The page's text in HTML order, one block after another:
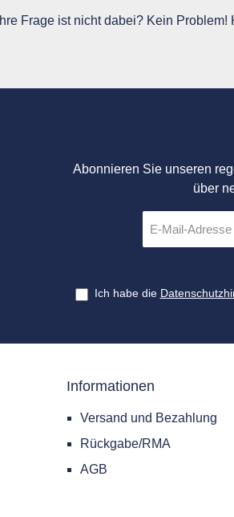
Ihre Frage ist nicht dabei? Kein
Abonnieren Sie unseren
über
Mail-
Adresse
Ich habe die
Informationen
Versand und Bezahlung
Rückgabe/RMA
AGB